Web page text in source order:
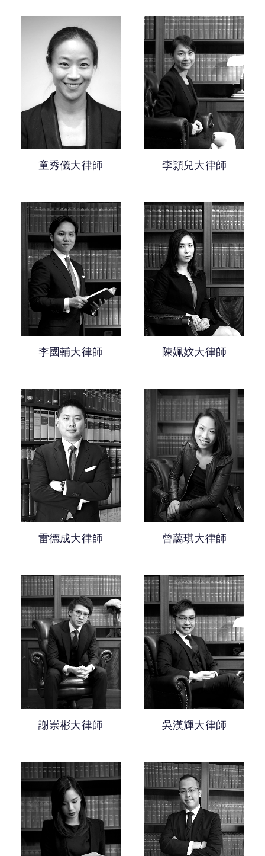
童秀儀大律師 李頴兒大律師
李國輔大律師 陳姵妏大律師
雷德成大律師 曾藹琪大律師
謝崇彬大律師 吳漢輝大律師